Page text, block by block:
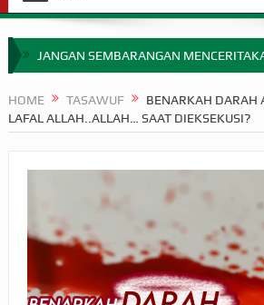
JANGAN SEMBARANGAN
MIMPI YANG DIABAIKAN MENJELANG
SEBELUM TIBA SAAT WAJIB?
HAKIKAT NIKMAT DI DUNIA!
BAGAIMANA CARA MEMBAYAR ZAKAT
UANG HARAM BISA MENJADI HALAL
HOME TASAWUF
BENARKAH DARAH
LAFAL ALLAH..ALLAH… SAAT DIEKSEKUSI?